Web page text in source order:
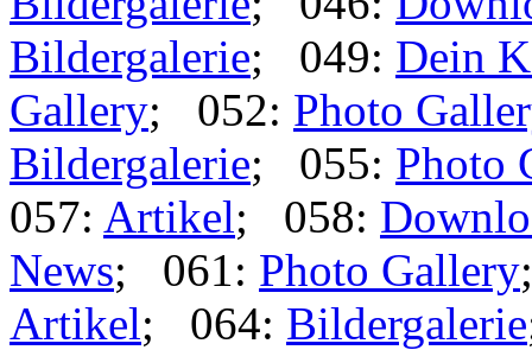
Bildergalerie; 049: Dein
Gallery; 052: Photo
Bildergalerie; 055: Photo
057: Artikel; 058:
News; 061: Photo Gallery
Artikel; 064: Bildergalerie